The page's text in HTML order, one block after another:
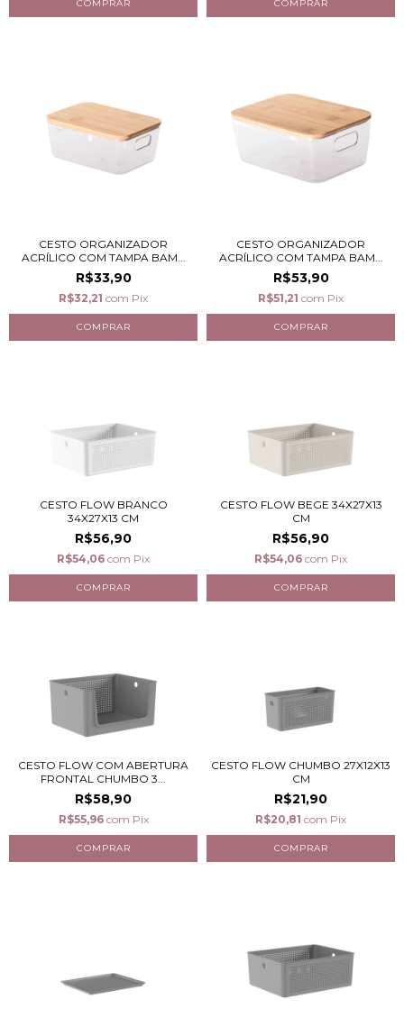
CESTO ORGANIZADOR
ACRÍLICO COM TAMPA BAM...
R$33,90
R$32,21 com Pix
CESTO ORGANIZADOR
ACRÍLICO COM TAMPA BAM...
R$53,90
R$51,21 com Pix
CESTO FLOW BRANCO
34X27X13 CM
R$56,90
R$54,06 com Pix
CESTO FLOW BEGE 34X27X13
CM
R$56,90
R$54,06 com Pix
CESTO FLOW COM ABERTURA
FRONTAL CHUMBO 3...
R$58,90
R$55,96 com Pix
CESTO FLOW CHUMBO 27X12X13
CM
R$21,90
R$20,81 com Pix